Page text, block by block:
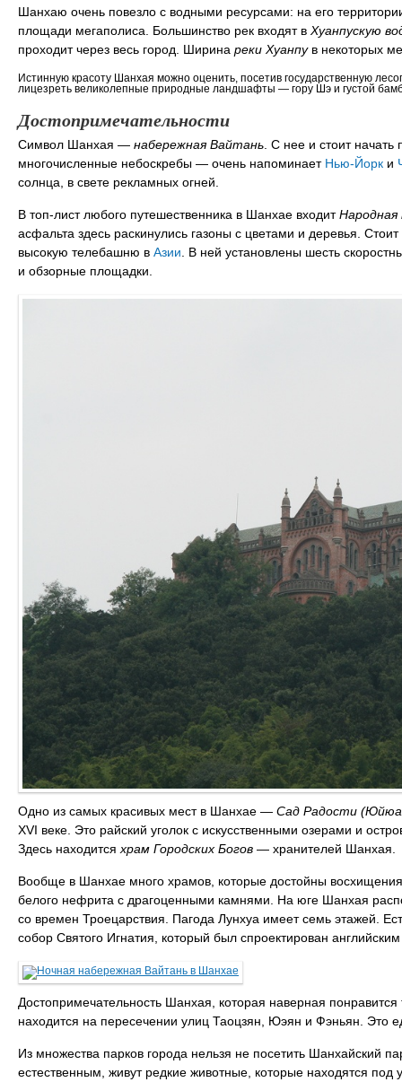
Шанхаю очень повезло с водными ресурсами: на его
площади мегаполиса. Большинство рек входят в Хуанпускую
проходит через весь город. Ширина реки Хуанпув некоторых
Истинную красоту Шанхая можно оценить, посетив государственную
лицезреть великолепные природные ландшафты — гору Шэ и густой
Достопримечательности
Символ Шанхая — набережная Вайтань . С нее и стоит
многочисленные небоскребы — очень напоминает Нью-Йорк и
солнца, в свете рекламных огней.
В топ-лист любого путешественника в Шанхае входитНародная
асфальта здесь раскинулись газоны с цветами и деревья.
высокую телебашню в Азии . В ней установлены шесть
и обзорные площадки.
Одно из самых красивых мест в Шанхае — Сад Радости
XVI веке. Это райский уголок с искусственными озерами и
Здесь находитсяхрам Городских Богов — хранителей Шанхая.
Вообще в Шанхае много храмов, которые достойны
белого нефрита с драгоценными камнями. На юге Шанхая
со времен Троецарствия. Пагода Лунхуа имеет семь этажей.
собор Святого Игнатия, который был спроектирован
Достопримечательность Шанхая, которая наверная понравится
находится на пересечении улиц Таоцзян, Юэян и Фэньян. Это
Из множества парков города нельзя не посетить Шанхайский
естественным, живут редкие животные, которые находятся